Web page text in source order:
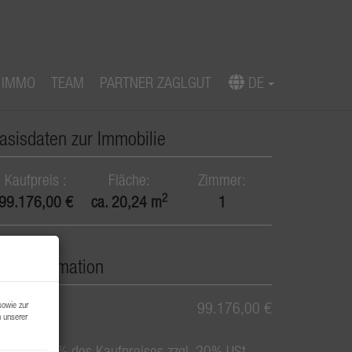
TEAM PARTNER ZAGLGUT DE
Download Expose
zur Immobilie
Kaufpreis
99.176,00 €
Fläche
ca. 20,24 m2
Zimmer
1
Preisinformation
99.176,00 €
zur
unserer